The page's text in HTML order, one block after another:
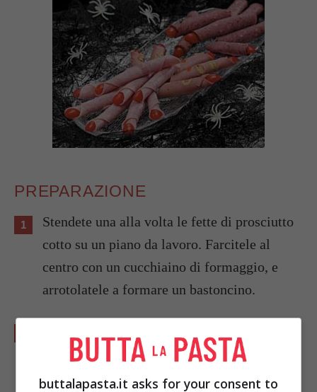
PREPARAZIONE
Stendete una alla volta le fette di prosciutto
cotto su un piano da lavoro. Farcitele al
centro con un cucchiaino di formaggio, e
arrotolatele a formare un bastoncino.
spicchio per ogni lato del bastoncino di
prosciutto cotto a formare un’unghia.
buttalapasta.it asks for your consent to